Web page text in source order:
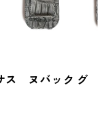
ス ヌバック グ